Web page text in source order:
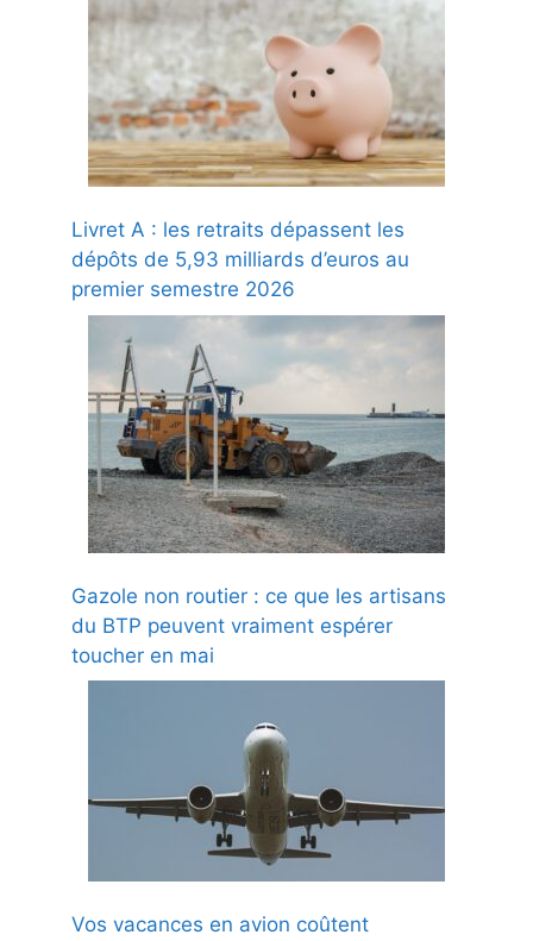
Livret A : les retraits dépassent les
dépôts de 5,93 milliards d’euros au
premier semestre 2026
Gazole non routier : ce que les artisans
du BTP peuvent vraiment espérer
toucher en mai
Vos vacances en avion coûtent